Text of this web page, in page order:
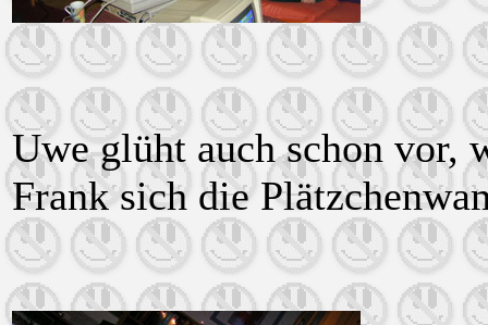
Uwe glüht auch schon vor,
Frank sich die